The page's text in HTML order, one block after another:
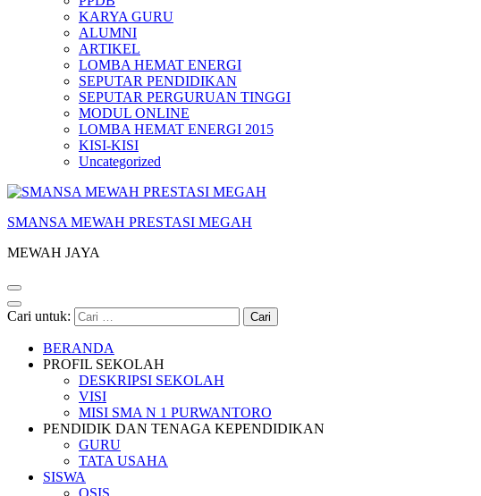
KARYA GURU
ALUMNI
ARTIKEL
LOMBA HEMAT ENERGI
SEPUTAR PENDIDIKAN
SEPUTAR PERGURUAN TINGGI
MODUL ONLINE
LOMBA HEMAT ENERGI 2015
KISI-KISI
Uncategorized
SMANSA MEWAH PRESTASI MEGAH
MEWAH JAYA
Cari untuk:
BERANDA
PROFIL SEKOLAH
DESKRIPSI SEKOLAH
VISI
MISI SMA N 1 PURWANTORO
PENDIDIK DAN TENAGA KEPENDIDIKAN
GURU
TATA USAHA
SISWA
OSIS